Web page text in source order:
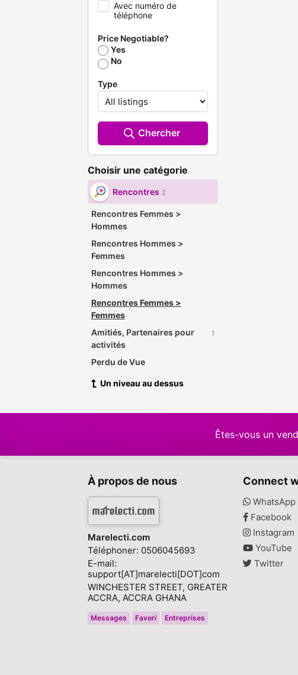
Avec numéro de
téléphone
Price Negotiable?
Yes
No
Type
Chercher
Choisir une catégorie
Rencontres 2
Rencontres Femmes >
Hommes
Rencontres Hommes >
Femmes
Rencontres Hommes >
Hommes
Rencontres Femmes >
Femmes
Amitiés, Partenaires pour
activités
1
Perdu de Vue
Un niveau au dessus
Êtes-vous un
À propos de nous
Marelecti.com
Téléphoner: 0506045693
E-mail:
support[AT]marelecti[DOT]com
WINCHESTER STREET, GREATER
ACCRA, ACCRA GHANA
Messages Favori Entreprises
Connect
WhatsApp
Facebook
Instagram
YouTube
Twitter